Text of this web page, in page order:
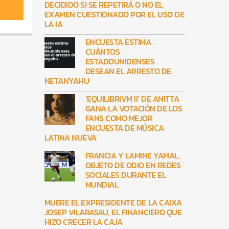
DECIDIDO SI SE REPETIRÁ O NO EL
EXAMEN CUESTIONADO POR EL USO DE
LA IA
ENCUESTA ESTIMA
CUÁNTOS
ESTADOUNIDENSES
DESEAN EL ARRESTO DE
NETANYAHU
‘EQUILIBRIVM II’ DE ANITTA
GANA LA VOTACIÓN DE LOS
FANS COMO MEJOR
ENCUESTA DE MÚSICA
LATINA NUEVA
FRANCIA Y LAMINE YAMAL,
OBJETO DE ODIO EN REDES
SOCIALES DURANTE EL
MUNDIAL
MUERE EL EXPRESIDENTE DE LA CAIXA
JOSEP VILARASAU, EL FINANCIERO QUE
HIZO CRECER LA CAJA